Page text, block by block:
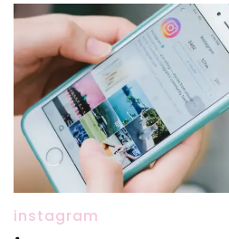
instagram